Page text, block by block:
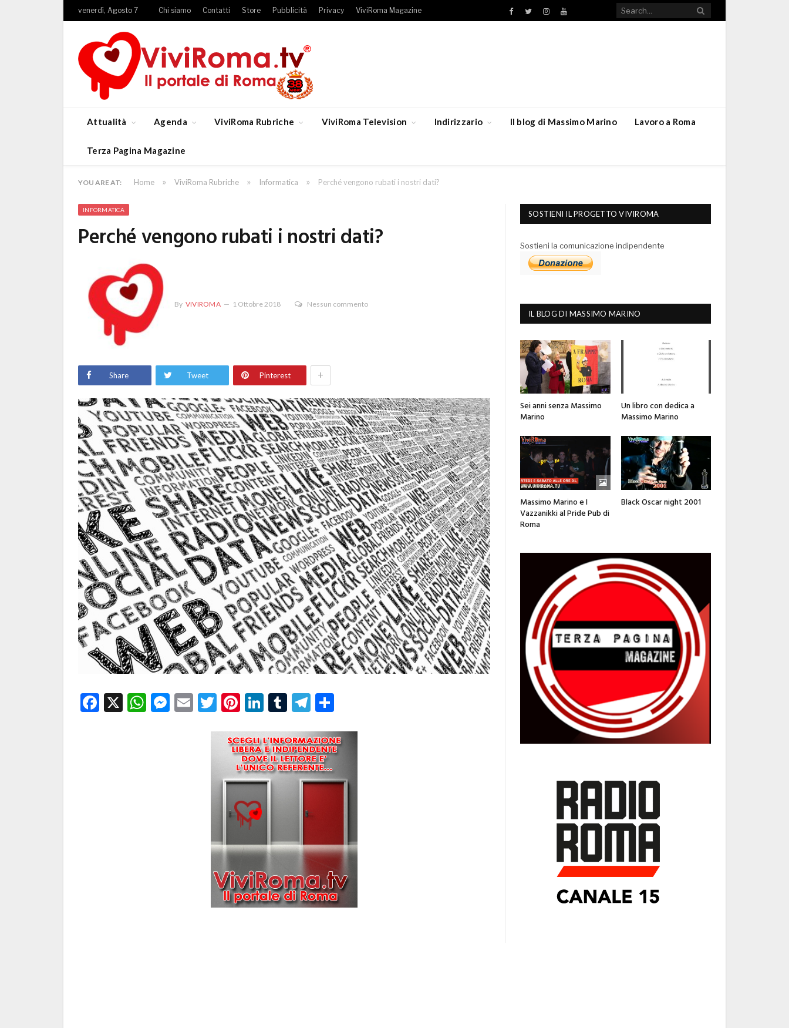
venerdì, Agosto 7 Chi siamo Contatti Store Pubblicità Privacy ViviRoma Magazine Facebook
TwitterInstagramYouTube
Attualità Agenda ViviRoma Rubriche ViviRoma Television Indirizzario Il blog di Massimo Marino Lavoro a Roma
Terza Pagina Magazine
YOU ARE AT: Home » ViviRoma Rubriche » Informatica » Perché vengono rubati i nostri dati?
INFORMATICA
Perché vengono rubati i nostri dati?
By VIVIROMA 1 Ottobre 2018 Nessun commento
Share Tweet Pinterest +
Facebook
X WhatsApp
Messenger
EmailTwitter
Pinterest
LinkedIn
TumblrTelegram
SOSTIENI IL PROGETTO VIVIROMA
Sostieni la comunicazione indipendente
IL BLOG DI MASSIMO MARINO
Sei anni senza Massimo
Marino
Un libro con dedica a
Massimo Marino
Massimo Marino e I
Vazzanikki al Pride Pub di
Roma
Black Oscar night 2001